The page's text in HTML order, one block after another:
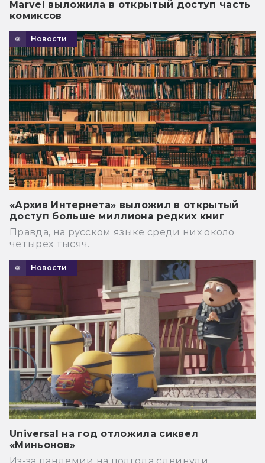
Marvel выложила в открытый доступ часть
комиксов
Новости
«Архив Интернета» выложил в открытый
доступ больше миллиона редких книг
Правда, на русском языке среди них около
четырех тысяч.
Новости
Universal на год отложила сиквел
«Миньонов»
Из-за пандемии на полгода сдвинули